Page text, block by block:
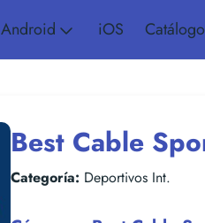
Android iOS Catálogo
Best Cable
Categoría: Deportivos Int.